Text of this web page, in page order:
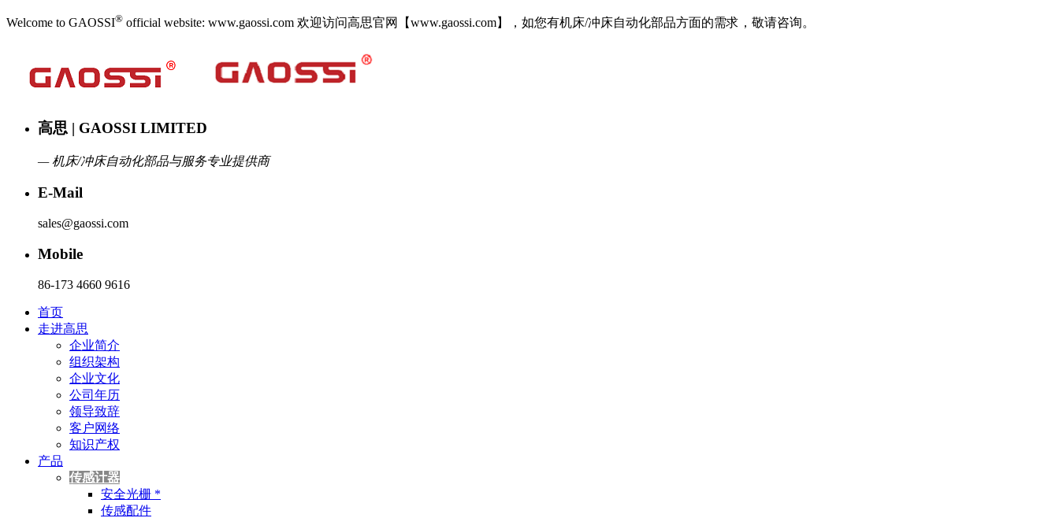
Welcome to GAOSSI® official website: www.gaossi.com 欢迎访问高思官网【www.gaossi.com】，如您有机床/冲床自动化部品方面的需求，敬请咨询。
高思 | GAOSSI LIMITED
— 机床/冲床自动化部品与服务专业提供商
E-Mail
sales@gaossi.com
Mobile
86-173 4660 9616
首页
走进高思
企业简介
组织架构
企业文化
公司年历
领导致辞
客户网络
知识产权
产品
传感计器
安全光栅 *
传感配件